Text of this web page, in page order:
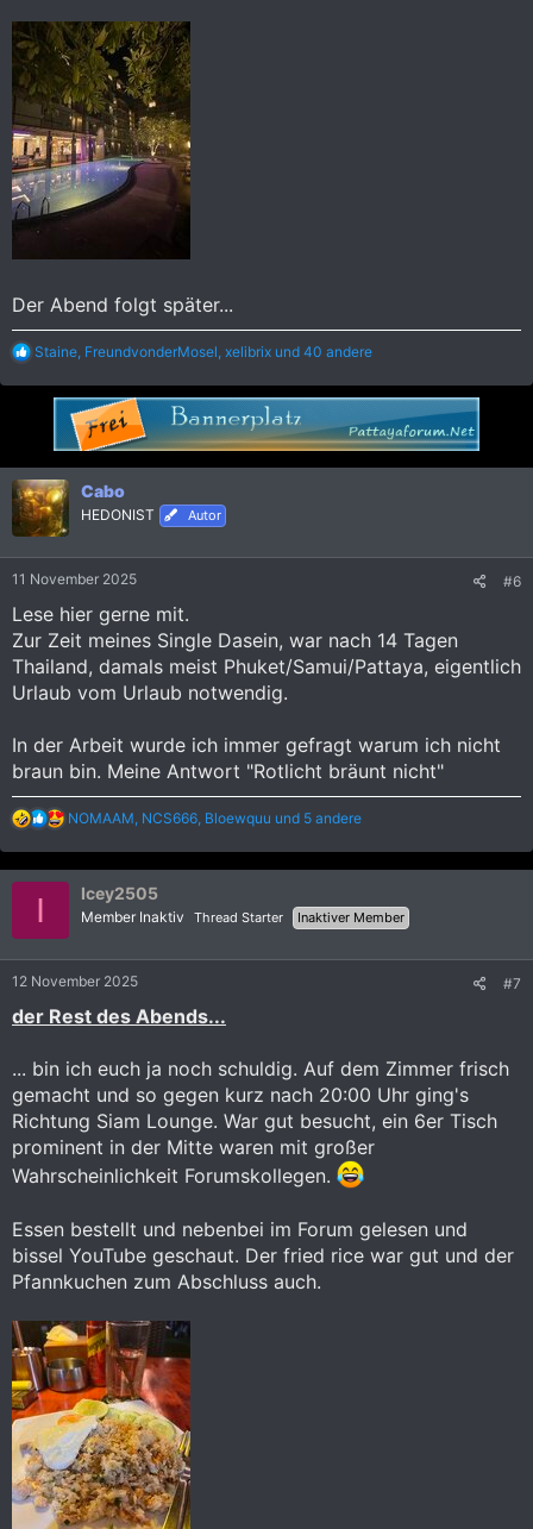
Der Abend folgt später...
R
a
o
n
e
n
:
Staine FreundvonderMosel xelibrix und 40 andere
Cabo
HEDONIST Autor
11 November 2025 #6
Lese hier gerne mit.
Zur Zeit meines Single Dasein, war nach 14 Tagen
Thailand, damals meist Phuket/Samui/Pattaya, eigentlich
Urlaub vom Urlaub notwendig.
In der Arbeit wurde ich immer gefragt warum ich nicht
braun bin. Meine Antwort "Rotlicht bräunt nicht"
R
a
k
n
NOMAAM, NCS666, Bloewquu und 5 andere
I Icey2505
Member Inaktiv Thread Starter Inaktiver Member
12 November 2025 #7
der Rest des Abends...
... bin ich euch ja noch schuldig. Auf dem Zimmer frisch
gemacht und so gegen kurz nach 20:00 Uhr ging's
Richtung Siam Lounge. War gut besucht, ein 6er Tisch
prominent in der Mitte waren mit großer
Wahrscheinlichkeit Forumskollegen.
Essen bestellt und nebenbei im Forum gelesen und
bissel YouTube geschaut. Der fried rice war gut und der
Pfannkuchen zum Abschluss auch.